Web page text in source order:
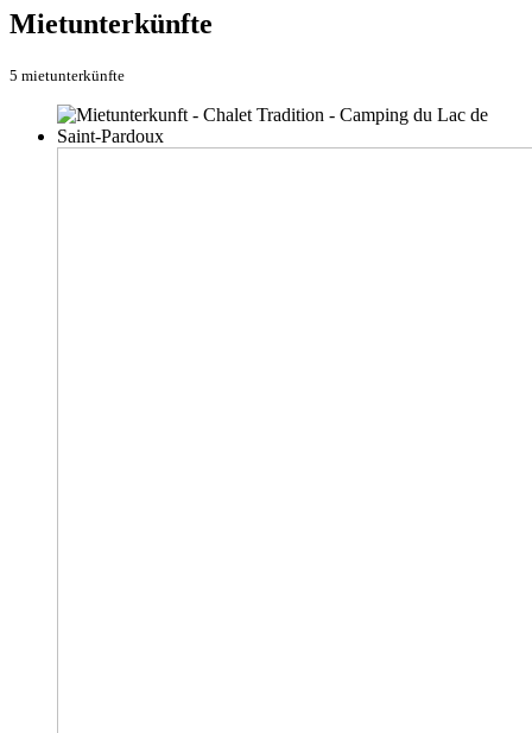
Mietunterkünfte
5 mietunterkünfte